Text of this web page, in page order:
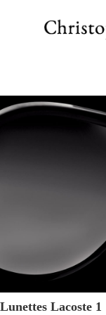
Lunettes Lacoste 1